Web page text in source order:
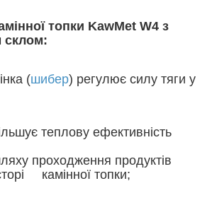
топки KawMet W4 з
склом:
(шибер) регулює силу тяги у
теплову ефективність
проходження продуктів
камінної топки;